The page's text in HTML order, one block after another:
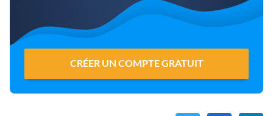
CRÉER UN COMPTE GRATUIT